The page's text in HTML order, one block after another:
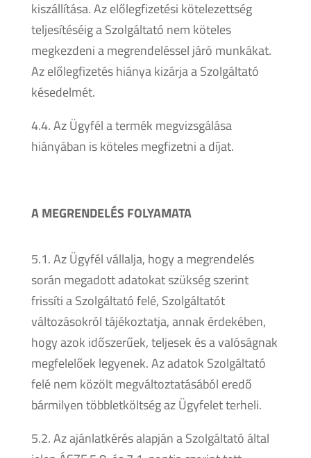
kiszállítása. Az előlegfizetési kötelezettség
teljesítéséig a Szolgáltató nem köteles
megkezdeni a megrendeléssel járó munkákat.
Az előlegfizetés hiánya kizárja a Szolgáltató
késedelmét.
4.4. Az Ügyfél a termék megvizsgálása
hiányában is köteles megfizetni a díjat.
A MEGRENDELÉS FOLYAMATA
5.1. Az Ügyfél vállalja, hogy a megrendelés
során megadott adatokat szükség szerint
frissíti a Szolgáltató felé, Szolgáltatót
változásokról tájékoztatja, annak érdekében,
hogy azok időszerűek, teljesek és a valóságnak
megfelelőek legyenek. Az adatok Szolgáltató
felé nem közölt megváltoztatásából eredő
bármilyen többletköltség az Ügyfelet terheli.
5.2. Az ajánlatkérés alapján a Szolgáltató által